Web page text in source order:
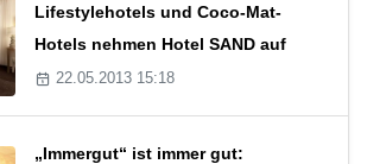
Lifestylehotels und Coco-Mat-
Hotels nehmen Hotel SAND auf
22.05.2013 15:18
„Immergut“ ist immer gut: